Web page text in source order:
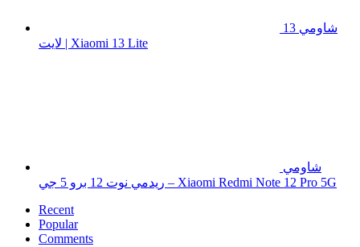
شاومي 13
لايت | Xiaomi 13 Lite
شاومي
ريدمي نوت 12 برو 5 جي – Xiaomi Redmi Note 12 Pro 5G
Recent
Popular
Comments